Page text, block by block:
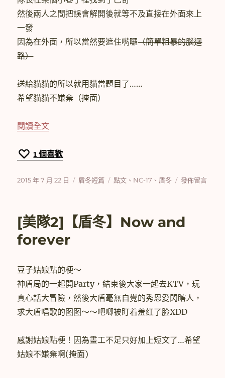
然後兩人之間把誤會解開後就等不及直接在外面來上
一發
因為在外面，所以當然要遮住嘴囉（簡單粗暴的腦迴
路）
送給貓貓的所以就用貓當題目了……
希望貓貓不嫌棄（掩面）
閱讀全文〈【盾冬】Stray Cat〉
1 個喜歡
發
2015 年 7 月 22 日
分
盾冬短篇
標
點文 、 NC-17 、 盾冬
在
Cat〉
發佈留言
[美隊2]【盾冬】Now and
forever
豆子姑娘點的梗～
神盾局的一起開Party，結束後大家一起去KTV，玩
真心話大冒險，然後大盾毫無自覺的秀恩愛閃瞎人，
求大盾唱歌的图图～～吧唧被盯着羞红了脸XDD
感謝姑娘點梗！因為畫工不足只好加上短文了…希望
姑娘不嫌棄啊(掩面)